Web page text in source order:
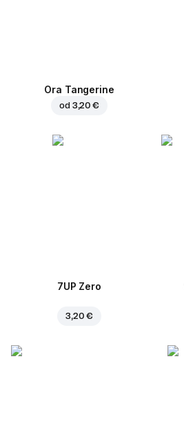
Ora Tangerine
od 3,20 €
7UP Zero
3,20 €